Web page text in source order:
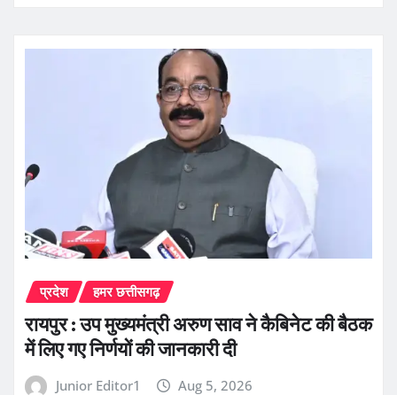
प्रदेश हमर छत्तीसगढ़
रायपुर : उप मुख्यमंत्री अरुण साव ने कैबिनेट की बैठक
में लिए गए निर्णयों की जानकारी दी
Junior Editor1 Aug 5, 2026